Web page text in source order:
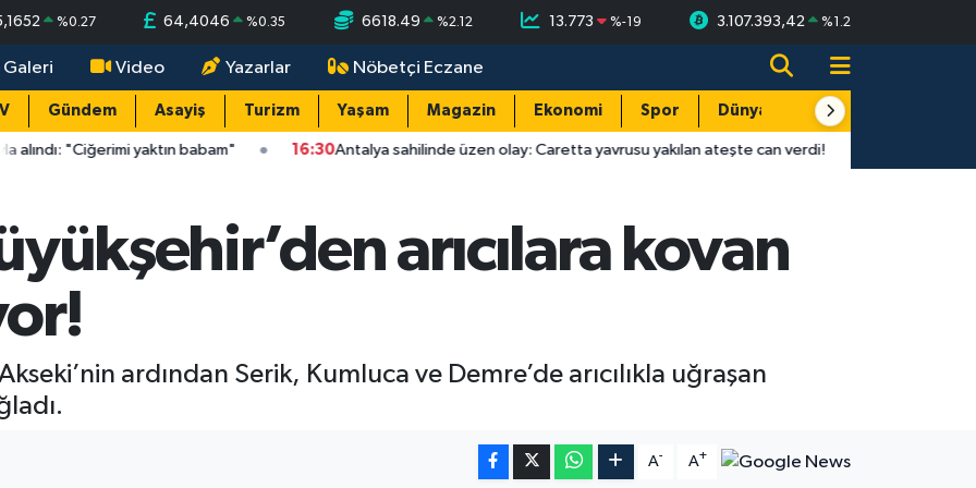
%0.27 64,4046 %0.35 6618.49 %2.12 13.773 %-19 3.107.393,42 %1.2
Galeri Video Yazarlar Nöbetçi Eczane
Gündem Asayiş Turizm Yaşam Magazin Ekonomi Spor Dünya Resmi Reklamlar
yaktın babam" 16:30Antalya sahilinde üzen olay: Caretta yavrusu yakılan ateşte can verdi! 16:01Antalyaspor-
arıcılara kovan
ardından Serik, Kumluca ve Demre’de arıcılıkla uğraşan
A- A+